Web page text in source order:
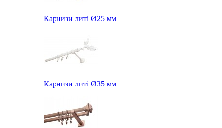
Карнизи литі Ø25 мм
Карнизи литі Ø35 мм